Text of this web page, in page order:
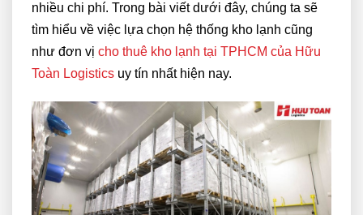
nhiều chi phí. Trong bài viết dưới đây, chúng ta sẽ
tìm hiểu về việc lựa chọn hệ thống kho lạnh cũng
như đơn vị cho thuê kho lạnh tại TPHCM của Hữu
Toàn Logistics uy tín nhất hiện nay.